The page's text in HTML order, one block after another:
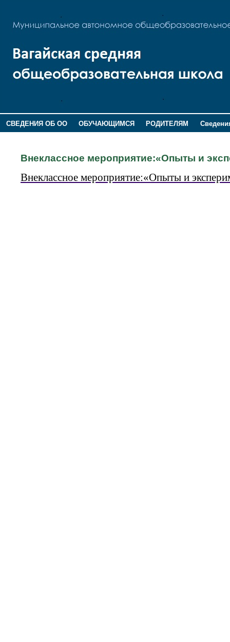
СВЕДЕНИЯ ОБ ОО ОБУЧАЮЩИМСЯ РОДИТЕЛЯМ
Внеклассное мероприятие:«Опыты и
Внеклассное мероприятие:«Опыты и